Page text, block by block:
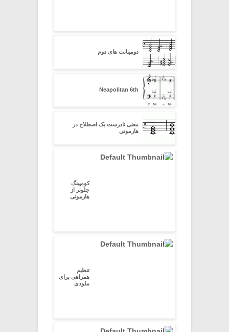
دومینانت های دوم
Neapolitan 6th
معنی نادرست یک اصطلاح در
هارمونی
کومپینگ
جلوتر از
هارمونی
تنظیم
همراهی برای
ملودی